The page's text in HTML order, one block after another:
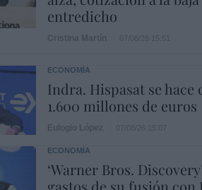
entredicho
ECONOMÍA
Indra. Hispasat se
1.600 millones de euros
ECONOMÍA
‘Warner Bros.